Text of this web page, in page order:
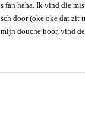
fan haha. Ik vind die
door (oke oke dat zit
douche hoor, vind